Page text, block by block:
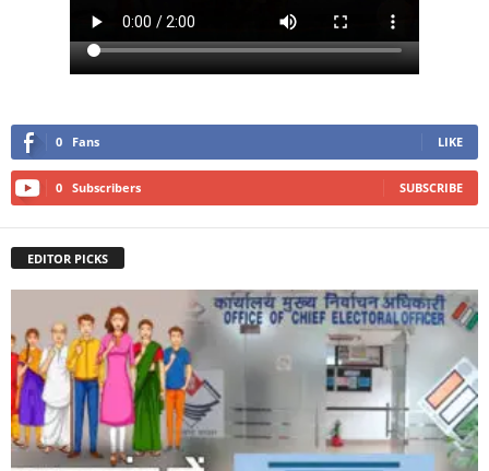
0 Fans LIKE
0 Subscribers SUBSCRIBE
EDITOR PICKS